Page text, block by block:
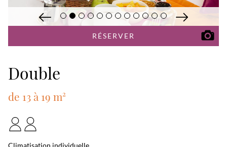
Double
de 13 à 19 m²
Climatisation individuelle
RÉSERVER